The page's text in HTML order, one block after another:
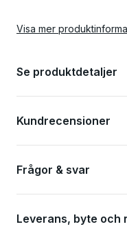
Visa mer
Se produktdetaljer
Kundrecensioner
Frågor & svar
Leverans, byte och